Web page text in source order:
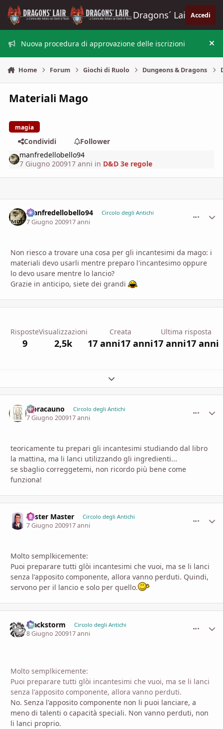
Vai al contenuto
Dragons´ Lair Accedi
Nuova procedura di approvazione delle iscrizioni
Home Forum Giochi di Ruolo Dungeons & Dragons
Materiali Mago
magia
Condividi
Follower
manfredellobello94
7 Giugno 200917 anni in D&D 3e regole
manfredellobello94 Circolo degli Antichi
7 Giugno 200917 anni
Non riesco a trovare una cosa per gli incantesimi da mago: i
materiali devo usarli mentre preparo l'incantesimo oppure
lo devo usare mentre lo lancio?
Grazie in anticipo, siete dei grandi
Risposte
9
Visualizzazioni
2,5k
Creata
17 anni17 anni
Ultima risposta
17 anni17 anni
Espandi panoramica del topic
lepracauno Circolo degli Antichi
7 Giugno 200917 anni
teoricamente tu prepari gli incantesimi studiando dal libro
la mattina, ma li lanci utilizzando gli ingredienti...
se sbaglio correggetemi, non ricordo più bene come
funziona!
Mister Master Circolo degli Antichi
7 Giugno 200917 anni
Molto semplkicemente:
Puoi preparare tutti glòi incantesimi che vuoi, ma se li lanci
senza l'apposito componente, allora vanno perduti. Quindi,
servono per il lancio e solo per quello.
Blackstorm Circolo degli Antichi
8 Giugno 200917 anni
Molto semplkicemente:
Puoi preparare tutti glòi incantesimi che vuoi, ma se li lanci
senza l'apposito componente, allora vanno perduti.
No. Senza l'apposito componente non li puoi lanciare, a
meno di talenti o capacità speciali. Non vanno perduti, non
li lanci proprio.